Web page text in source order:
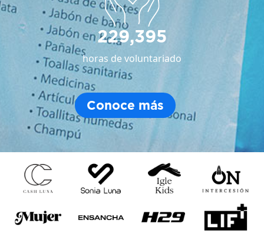
229,395
horas de voluntariado
Conoce más